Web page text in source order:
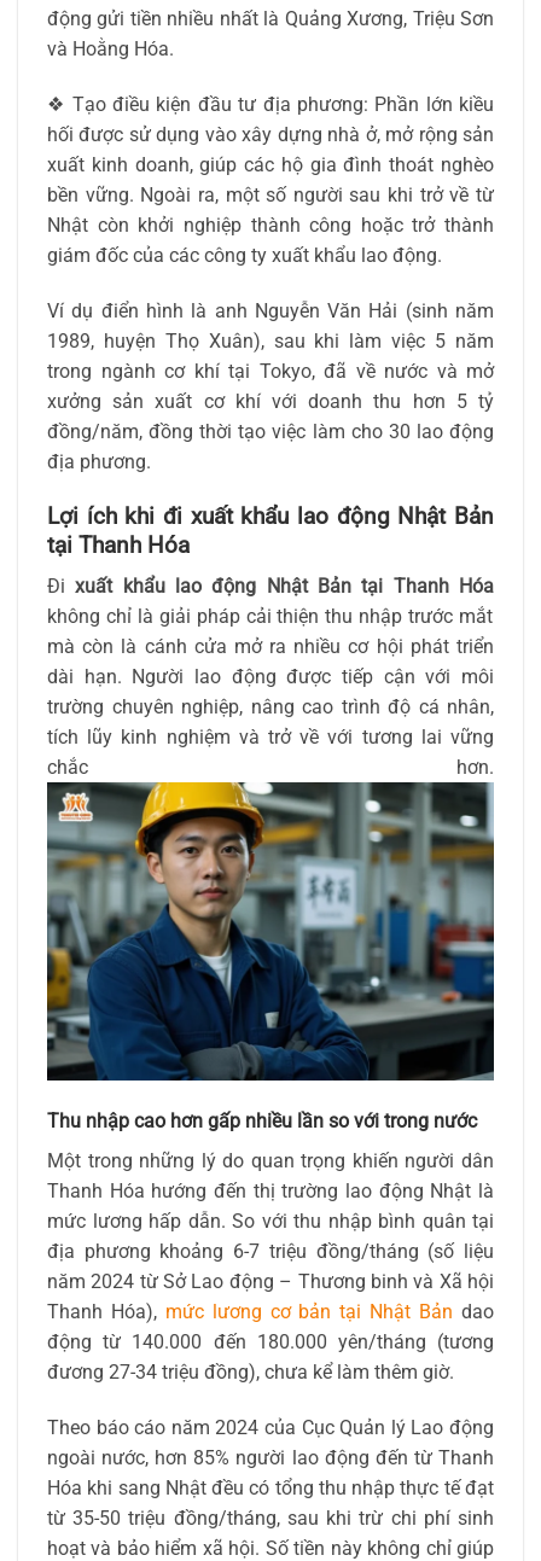
động gửi tiền nhiều nhất là Quảng Xương, Triệu Sơn
và Hoằng Hóa.
❖ Tạo điều kiện đầu tư địa phương: Phần lớn kiều
hối được sử dụng vào xây dựng nhà ở, mở rộng sản
xuất kinh doanh, giúp các hộ gia đình thoát nghèo
bền vững. Ngoài ra, một số người sau khi trở về từ
Nhật còn khởi nghiệp thành công hoặc trở thành
giám đốc của các công ty xuất khẩu lao động.
Ví dụ điển hình là anh Nguyễn Văn Hải (sinh năm
1989, huyện Thọ Xuân), sau khi làm việc 5 năm
trong ngành cơ khí tại Tokyo, đã về nước và mở
xưởng sản xuất cơ khí với doanh thu hơn 5 tỷ
đồng/năm, đồng thời tạo việc làm cho 30 lao động
địa phương.
Lợi ích khi đi xuất khẩu lao động Nhật Bản
tại Thanh Hóa
Đixuất khẩu lao động Nhật Bản tại Thanh Hóa
không chỉ là giải pháp cải thiện thu nhập trước mắt
mà còn là cánh cửa mở ra nhiều cơ hội phát triển
dài hạn. Người lao động được tiếp cận với môi
trường chuyên nghiệp, nâng cao trình độ cá nhân,
tích lũy kinh nghiệm và trở về với tương lai vững
chắc hơn.
Thu nhập cao hơn gấp nhiều lần so với trong nước
Một trong những lý do quan trọng khiến người dân
Thanh Hóa hướng đến thị trường lao động Nhật là
mức lương hấp dẫn. So với thu nhập bình quân tại
địa phương khoảng 6-7 triệu đồng/tháng (số liệu
năm 2024 từ Sở Lao động – Thương binh và Xã hội
Thanh Hóa), mức lương cơ bản tại Nhật Bản dao
động từ 140.000 đến 180.000 yên/tháng (tương
đương 27-34 triệu đồng), chưa kể làm thêm giờ.
Theo báo cáo năm 2024 của Cục Quản lý Lao động
ngoài nước, hơn 85% người lao động đến từ Thanh
Hóa khi sang Nhật đều có tổng thu nhập thực tế đạt
từ 35-50 triệu đồng/tháng, sau khi trừ chi phí sinh
hoạt và bảo hiểm xã hội. Số tiền này không chỉ giúp